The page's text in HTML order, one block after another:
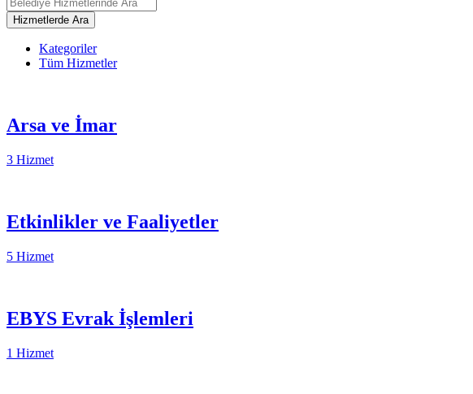
Kategoriler
Tüm Hizmetler
Arsa ve İmar
3 Hizmet
Etkinlikler ve Faaliyetler
5 Hizmet
EBYS Evrak İşlemleri
1 Hizmet